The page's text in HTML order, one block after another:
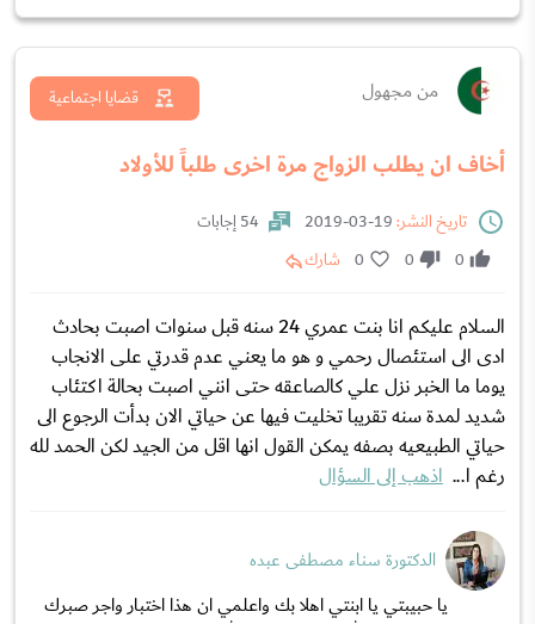
من مجهول
أخاف ان يطلب الزواج مرة اخرى طلباً للأولاد
قضايا اجتماعية
تاريخ النشر:
54 إجابات
0
0
0 شارك
السلام عليكم انا بنت عمري 24 سنه قبل سنوات اصبت بحادث
ادى الى استئصال رحمي و هو ما يعني عدم قدرتي على الانجاب
يوما ما الخبر نزل علي كالصاعقه حتى انني اصبت بحالة اكتئاب
شديد لمدة سنه تقريبا تخليت فيها عن حياتي الان بدأت الرجوع الى
حياتي الطبيعيه بصفه يمكن القول انها اقل من الجيد لكن الحمد لله
رغم ا... اذهب إلى السؤال
الدكتورة سناء مصطفى عبده
يا حبيبتي يا ابنتي اهلا بك واعلمي ان هذا اختبار واجر صبرك